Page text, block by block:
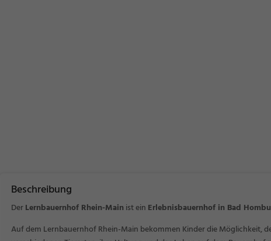
Beschreibung
DerLernbauernhof Rhein-Main ist ein Erlebnisbauernhof in Bad
Auf dem Lernbauernhof Rhein-Main bekommen Kinder die Möglichkeit,